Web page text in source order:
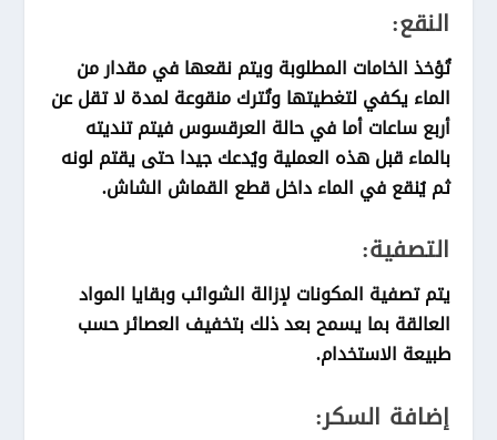
النقع:
تُؤخذ الخامات المطلوبة ويتم نقعها في مقدار من
الماء يكفي لتغطيتها وتُترك منقوعة لمدة لا تقل عن
أربع ساعات أما في حالة العرقسوس فيتم تنديته
بالماء قبل هذه العملية ويُدعك جيدا حتى يقتم لونه
ثم يُنقع في الماء داخل قطع القماش الشاش.
التصفية:
يتم تصفية المكونات لإزالة الشوائب وبقايا المواد
العالقة بما يسمح بعد ذلك بتخفيف العصائر حسب
طبيعة الاستخدام.
إضافة السكر: